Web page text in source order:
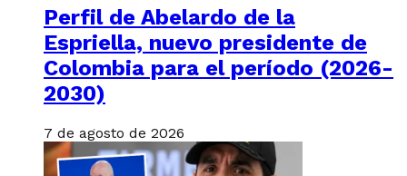
Perfil de Abelardo de la
Espriella, nuevo presidente de
Colombia para el período (2026-
2030)
7 de agosto de 2026